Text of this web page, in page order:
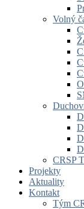
Volný
CRSP
Projekty
Aktuality
Kontakt
Tým